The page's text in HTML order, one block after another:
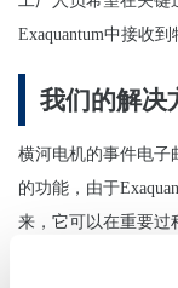
Exaquantum中接收
我们的解决
横河电机的事件电子
的功能，由于
来，它可以在重要过